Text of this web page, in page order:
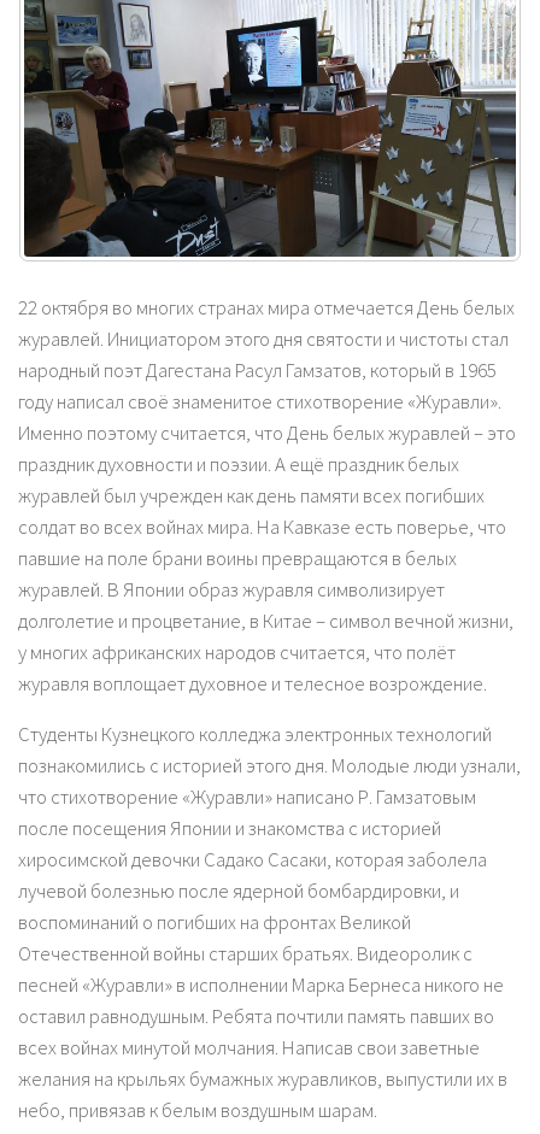
22 октября во многих странах мира отмечается День белых
журавлей. Инициатором этого дня святости и чистоты стал
народный поэт Дагестана Расул Гамзатов, который в 1965
году написал своё знаменитое стихотворение «Журавли».
Именно поэтому считается, что День белых журавлей – это
праздник духовности и поэзии. А ещё праздник белых
журавлей был учрежден как день памяти всех погибших
солдат во всех войнах мира. На Кавказе есть поверье, что
павшие на поле брани воины превращаются в белых
журавлей. В Японии образ журавля символизирует
долголетие и процветание, в Китае – символ вечной жизни,
у многих африканских народов считается, что полёт
журавля воплощает духовное и телесное возрождение.
Студенты Кузнецкого колледжа электронных технологий
познакомились с историей этого дня. Молодые люди узнали,
что стихотворение «Журавли» написано Р. Гамзатовым
после посещения Японии и знакомства с историей
хиросимской девочки Садако Сасаки, которая заболела
лучевой болезнью после ядерной бомбардировки, и
воспоминаний о погибших на фронтах Великой
Отечественной войны старших братьях. Видеоролик с
песней «Журавли» в исполнении Марка Бернеса никого не
оставил равнодушным. Ребята почтили память павших во
всех войнах минутой молчания. Написав свои заветные
желания на крыльях бумажных журавликов, выпустили их в
небо, привязав к белым воздушным шарам.